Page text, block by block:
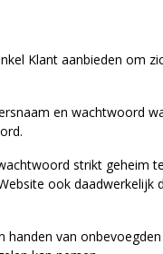
Klant aanbieden
en wachtwoord
strikt geheim
ook
van